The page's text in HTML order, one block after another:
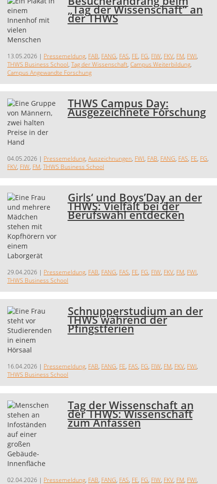
„Tag der Wissenschaft“ an
der THWS
13.05.2026 | Pressemeldung, FAB, FANG, FAS, FE, FG, FIW, FKV, FM, FWI,
THWS Business School, Tag der Wissenschaft, Campus Weiterbildung,
Campus Angewandte Forschung
THWS Campus Day:
Ausgezeichnete Forschung
04.05.2026 | Pressemeldung, Auszeichnungen, FWI, FAB, FANG, FAS, FE, FG,
FKV, FIW, FM, THWS Business School
Girls‘ und Boys’Day an der
THWS: Vielfalt bei der
Berufswahl entdecken
29.04.2026 | Pressemeldung, FAB, FANG, FAS, FE, FG, FIW, FKV, FM, FWI,
THWS Business School
Schnupperstudium an der
THWS während der
Pfingstferien
16.04.2026 | Pressemeldung, FAB, FANG, FE, FAS, FG, FIW, FM, FKV, FWI,
THWS Business School
Tag der Wissenschaft an
der THWS: Wissenschaft
zum Anfassen
02.04.2026 | Pressemeldung, FAB, FANG, FAS, FE, FG, FIW, FKV, FM, FWI,